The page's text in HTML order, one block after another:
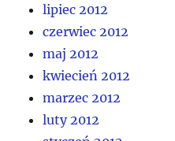
lipiec 2012
czerwiec 2012
maj 2012
kwiecień 2012
marzec 2012
luty 2012